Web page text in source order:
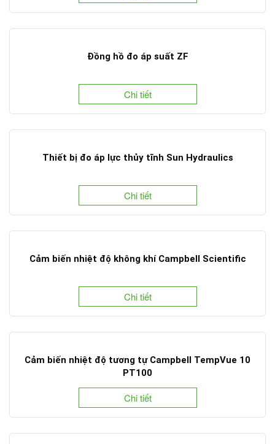
Đồng hồ đo áp suất ZF
Chi tiết
Thiết bị đo áp lực thủy tĩnh Sun Hydraulics
Chi tiết
Cảm biến nhiệt độ không khí Campbell Scientific
Chi tiết
Cảm biến nhiệt độ tương tự Campbell TempVue 10
PT100
Chi tiết